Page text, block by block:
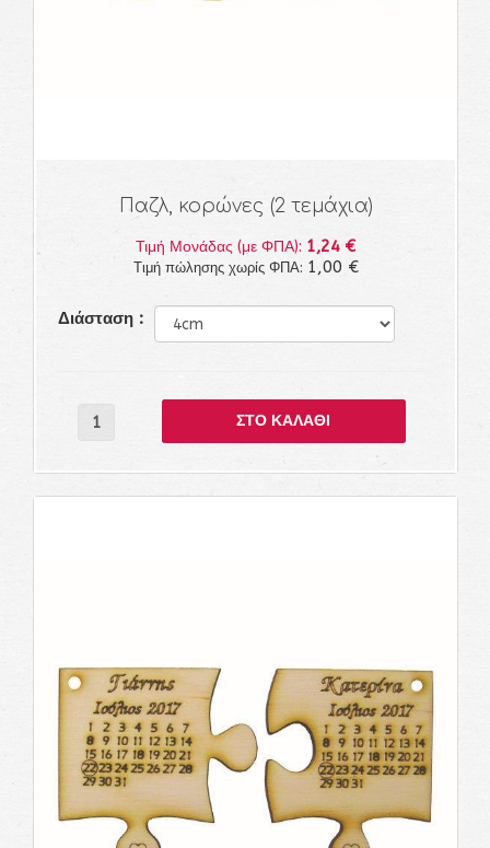
Παζλ, κορώνες (2 τεμάχια)
Τιμή Μονάδας (με ΦΠΑ): 1,24 €
Τιμή πώλησης χωρίς ΦΠΑ: 1,00 €
Διάσταση :